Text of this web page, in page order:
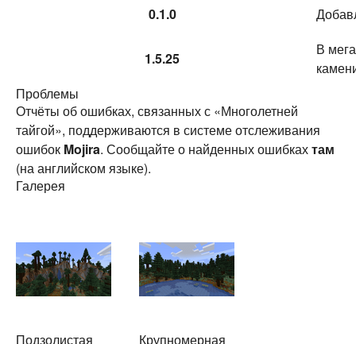
0.1.0
1.5.25
В
Проблемы
Отчёты об ошибках, связанных с «Многолетней
тайгой», поддерживаются в системе отслеживания
ошибок Mojira. Сообщайте о найденных ошибкахтам
(на английском языке).
Галерея
Подзолистая
Крупномерная